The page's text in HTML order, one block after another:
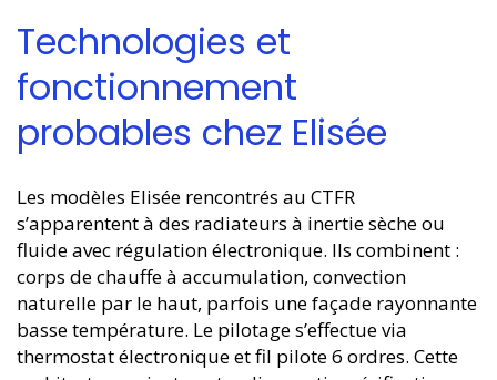
Technologies et
fonctionnement
probables chez Elisée
Les modèles Elisée rencontrés au CTFR
s’apparentent à des radiateurs à inertie sèche ou
fluide avec régulation électronique. Ils combinent :
corps de chauffe à accumulation, convection
naturelle par le haut, parfois une façade rayonnante
basse température. Le pilotage s’effectue via
thermostat électronique et fil pilote 6 ordres. Cette